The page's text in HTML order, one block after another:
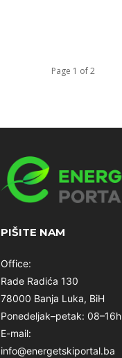
Page 1 of 2
PIŠITE NAM
Office:
Rade Radića 130
78000 Banja Luka, BiH
Ponedeljak–petak: 08–16h
E-mail:
info@energetskiportal.ba